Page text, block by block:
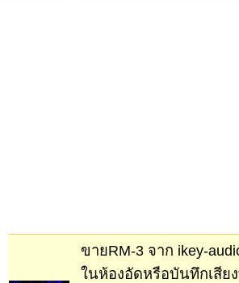
ขายRM-3 จาก ikey-
ในห้องอัดหรือบันทึกเสีย